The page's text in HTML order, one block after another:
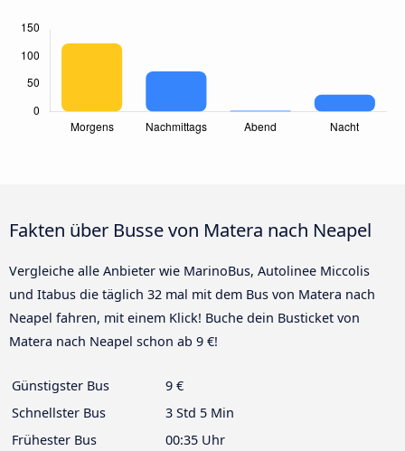
Fakten über Busse von Matera nach Neapel
Vergleiche alle Anbieter wie MarinoBus, Autolinee Miccolis
und Itabus die täglich 32 mal mit dem Bus von Matera nach
Neapel fahren, mit einem Klick! Buche dein Busticket von
Matera nach Neapel schon ab 9 €!
Günstigster Bus
9 €
Schnellster Bus
3 Std 5 Min
Frühester Bus
00:35 Uhr